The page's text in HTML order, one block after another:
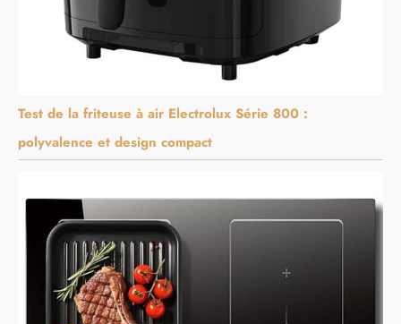
Test de la friteuse à air Electrolux Série 800 :
polyvalence et design compact